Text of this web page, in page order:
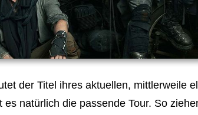
der Titel ihres aktuellen, mittlerweile
es natürlich die passende Tour. So